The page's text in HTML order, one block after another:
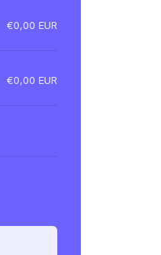
€0,00 EUR
€0,00 EUR